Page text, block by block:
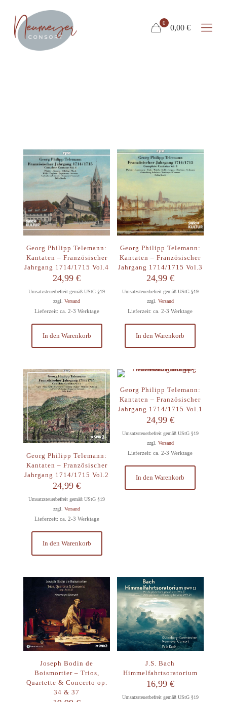
0
0,00 €
Georg Philipp Telemann:
Kantaten – Französischer
Jahrgang 1714/1715 Vol.4
24,99€
Umsatzsteuerbefreit gemäß UStG §19
zzgl.Versand
Lieferzeit: ca. 2-3 Werktage
In den Warenkorb
Georg Philipp Telemann:
Kantaten – Französischer
Jahrgang 1714/1715 Vol.3
24,99 €
Umsatzsteuerbefreit gemäß UStG §19
zzgl. Versand
Lieferzeit: ca. 2-3 Werktage
In den Warenkorb
Georg Philipp Telemann:
Kantaten – Französischer
Jahrgang 1714/1715 Vol.2
24,99€
Umsatzsteuerbefreit gemäß UStG §19
zzgl.Versand
Lieferzeit: ca. 2-3 Werktage
In den Warenkorb
Georg Philipp Telemann:
Kantaten – Französischer
Jahrgang 1714/1715 Vol.1
24,99 €
Umsatzsteuerbefreit gemäß UStG §19
zzgl. Versand
Lieferzeit: ca. 2-3 Werktage
In den Warenkorb
Joseph Bodin de
Boismortier – Trios,
Quartette & Concerto op.
34 & 37
J.S. Bach
Himmelfahrtsoratorium
16,99 €
Umsatzsteuerbefreit gemäß UStG §19